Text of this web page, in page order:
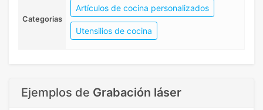
Categorias
Artículos de cocina personalizados
Utensilios de cocina
Ejemplos de Grabación láser